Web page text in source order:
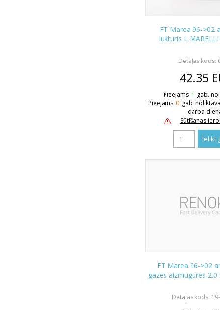
FT Marea 96->02
lukturis L
Detaļas kods:
42.35
Pieejams 1 gab.
Pieejams 0 gab.
darba
Sūtīšanas
FT Marea 96->02
gāzes aizmugures 2.0
Detaļas kods: